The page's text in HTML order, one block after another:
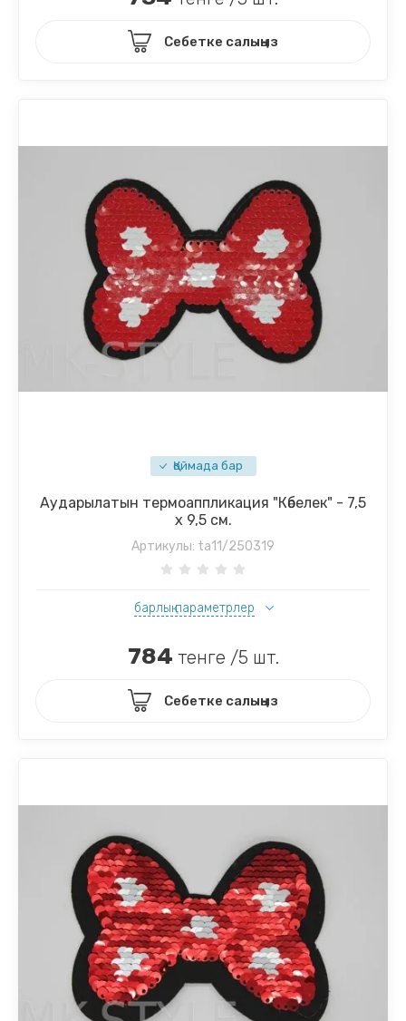
Себетке салыңыз
Қоймада бар
Аударылатын термоаппликация "Көбелек" - 7,5
х 9,5 см.
Артикулы: ta11/250319
барлық параметрлер
784 тенге /5 шт.
Себетке салыңыз